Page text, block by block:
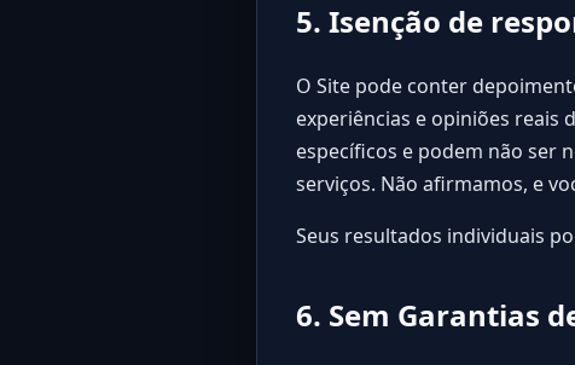
5. Isenção de
O Site pode conter
experiências e opiniões reais
específicos e podem não ser
serviços. Não afirmamos, e
Seus resultados individuais
6. Sem Garantias